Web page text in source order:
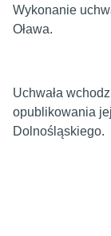
Wykonanie
Oława.
Uchwała
opublikowania
Dolnośląskiego.